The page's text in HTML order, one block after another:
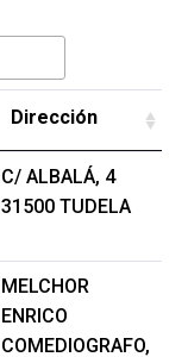
Dirección
C/ ALBALÁ, 4
31500 TUDELA
MELCHOR
ENRICO
COMEDIOGRAFO,